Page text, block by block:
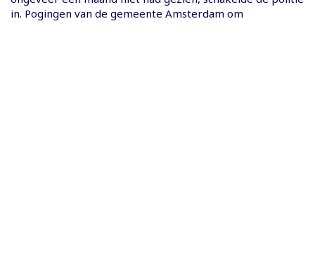
in. Pogingen van de gemeente Amsterdam om